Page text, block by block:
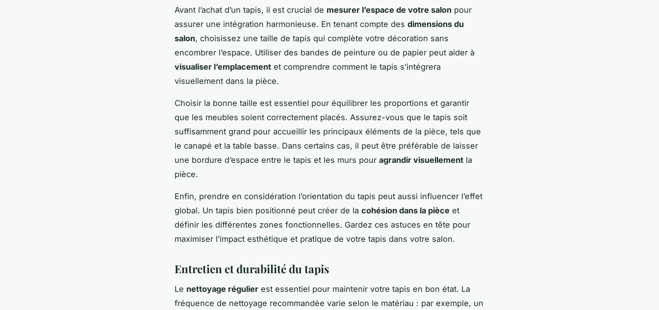
Avant l’achat d’un tapis, il est crucial de mesurer l’espace de votre salon pour
assurer une intégration harmonieuse. En tenant compte des dimensions du
salon, choisissez une taille de tapis qui complète votre décoration sans
encombrer l’espace. Utiliser des bandes de peinture ou de papier peut aider à
visualiser l’emplacement et comprendre comment le tapis s’intégrera
visuellement dans la pièce.
Choisir la bonne taille est essentiel pour équilibrer les proportions et garantir
que les meubles soient correctement placés. Assurez-vous que le tapis soit
suffisamment grand pour accueillir les principaux éléments de la pièce, tels que
le canapé et la table basse. Dans certains cas, il peut être préférable de laisser
une bordure d’espace entre le tapis et les murs pour agrandir visuellement la
pièce.
Enfin, prendre en considération l’orientation du tapis peut aussi influencer l’effet
global. Un tapis bien positionné peut créer de la cohésion dans la pièce et
définir les différentes zones fonctionnelles. Gardez ces astuces en tête pour
maximiser l’impact esthétique et pratique de votre tapis dans votre salon.
Entretien et durabilité du tapis
Le nettoyage régulier est essentiel pour maintenir votre tapis en bon état. La
fréquence de nettoyage recommandée varie selon le matériau : par exemple, un